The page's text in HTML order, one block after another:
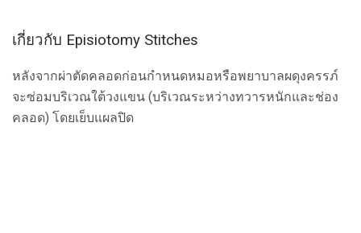
เกี่ยวกับ Episiotomy Stitches
หลังจากผ่าตัดคลอดก่อนกำหนดหมอหรือพยาบาลผดุงครรภ์
จะซ่อมบริเวณใต้วงแขน (บริเวณระหว่างทวารหนักและช่อง
คลอด) โดยเย็บแผลปิด